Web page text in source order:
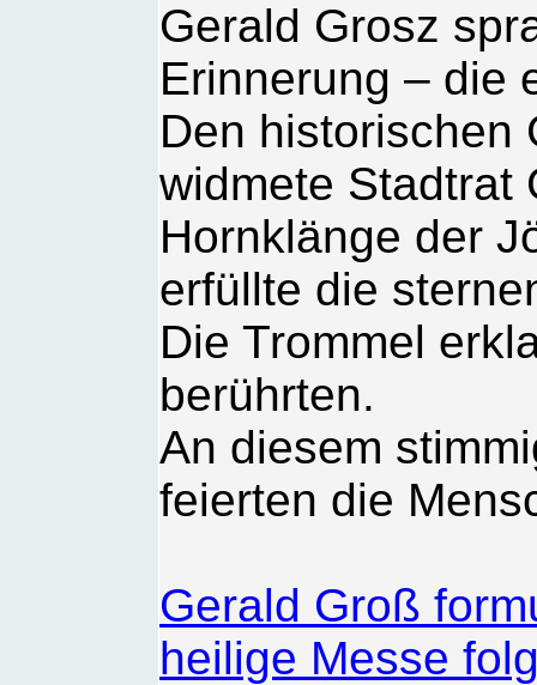
Gerald Grosz
Erinnerung – die
Den historischen
widmete Stadtrat
Hornklänge der
erfüllte die
Die Trommel
berührten.
An diesem
feierten die
Gerald Groß
heilige Messe